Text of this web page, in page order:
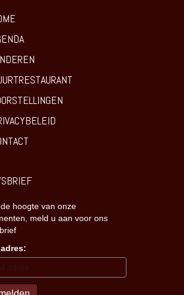
hoogte van onze
meld u aan voor ons